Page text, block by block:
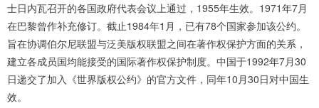
士日内瓦召开的各国政府代表会议上通过，1955年生效。1971年7月
在巴黎曾作补充修订。截止1984年1月，已有78个国家参加该公约。
旨在协调伯尔尼联盟与泛美版权联盟之间在著作权保护方面的关系，
建立各成员国均能接受的国际著作权保护制度。中国于1992年7月30
日递交了加入《世界版权公约》的官方文件，同年10月30日对中国生
效。